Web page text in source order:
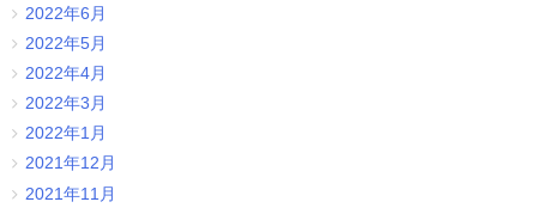
2022年6月
2022年5月
2022年4月
2022年3月
2022年1月
2021年12月
2021年11月